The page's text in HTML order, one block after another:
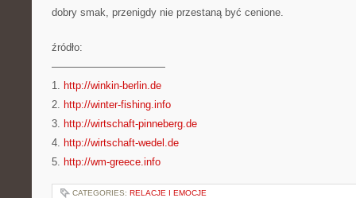
dobry smak, przenigdy nie przestaną być cenione.
źródło:
———————————
1. http://winkin-berlin.de
2. http://winter-fishing.info
3. http://wirtschaft-pinneberg.de
4. http://wirtschaft-wedel.de
5. http://wm-greece.info
CATEGORIES: RELACJE I EMOCJE